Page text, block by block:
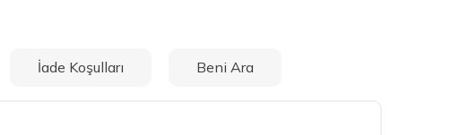
İade Koşulları Beni Ara